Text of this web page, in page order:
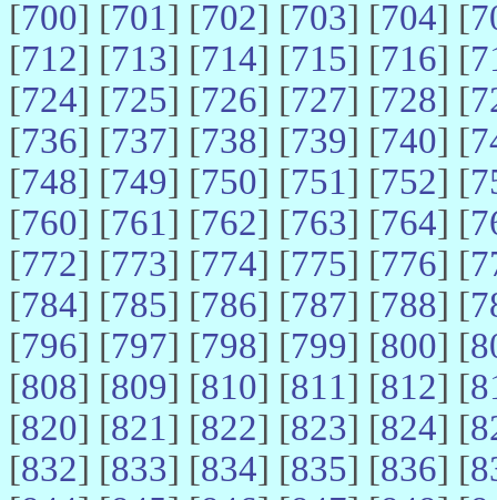
[700] [701] [702] [703] [704] [
[712] [713] [714] [715] [716] [
[724] [725] [726] [727] [728] [
[736] [737] [738] [739] [740] [
[748] [749] [750] [751] [752] [
[760] [761] [762] [763] [764] [
[772] [773] [774] [775] [776] [
[784] [785] [786] [787] [788] [
[796] [797] [798] [799] [800] [
[808] [809] [810] [811] [812] [
[820] [821] [822] [823] [824] [
[832] [833] [834] [835] [836] [